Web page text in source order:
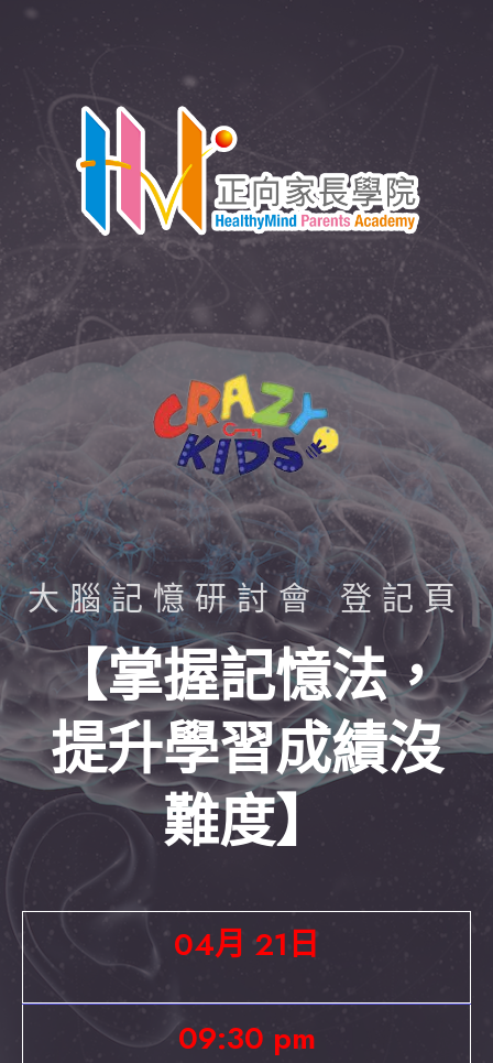
大腦記憶研討會 登記頁
【掌握記憶法，
提升學習成績沒
難度】
04月 21日
09:30 pm